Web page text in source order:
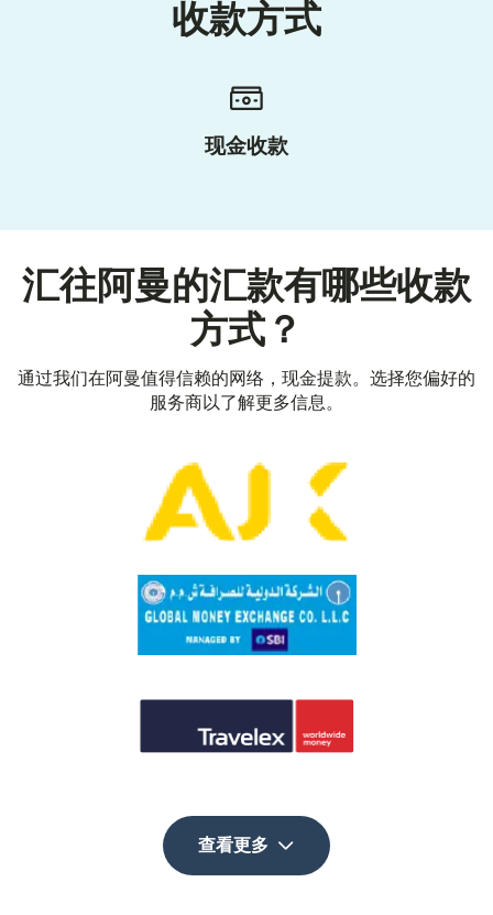
收款方式
现金收款
汇往阿曼的汇款有哪些收款
方式？
通过我们在阿曼值得信赖的网络，现金提款。选择您偏好的
服务商以了解更多信息。
查看更多